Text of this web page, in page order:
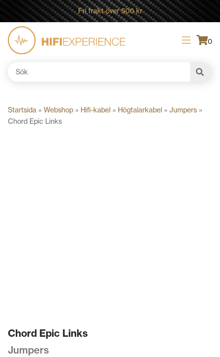
Fri frakt över 500 kr
0
Sök
Startsida » Webshop » Hifi-kabel » Högtalarkabel » Jumpers »
Chord Epic Links
Chord Epic Links
Jumpers